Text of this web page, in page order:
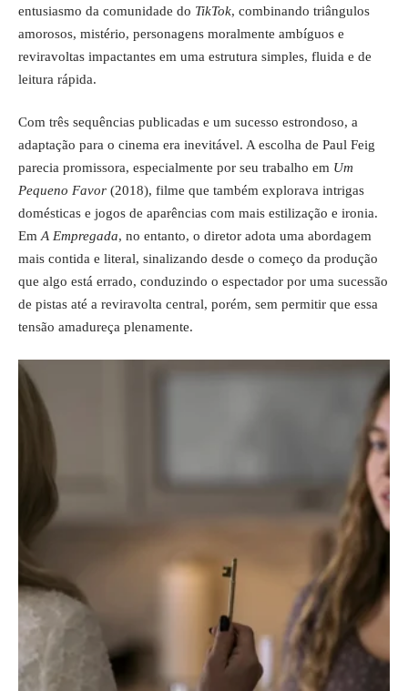
entusiasmo da comunidade do TikTok, combinando triângulos
amorosos, mistério, personagens moralmente ambíguos e
reviravoltas impactantes em uma estrutura simples, fluida e de
leitura rápida.
Com três sequências publicadas e um sucesso estrondoso, a
adaptação para o cinema era inevitável. A escolha de Paul Feig
parecia promissora, especialmente por seu trabalho em Um
Pequeno Favor (2018), filme que também explorava intrigas
domésticas e jogos de aparências com mais estilização e ironia.
Em A Empregada, no entanto, o diretor adota uma abordagem
mais contida e literal, sinalizando desde o começo da produção
que algo está errado, conduzindo o espectador por uma sucessão
de pistas até a reviravolta central, porém, sem permitir que essa
tensão amadureça plenamente.